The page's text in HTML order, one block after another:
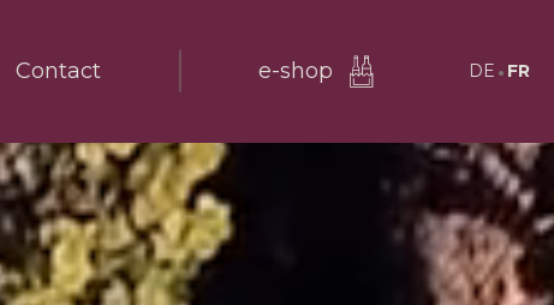
Contact e-shop DE FR